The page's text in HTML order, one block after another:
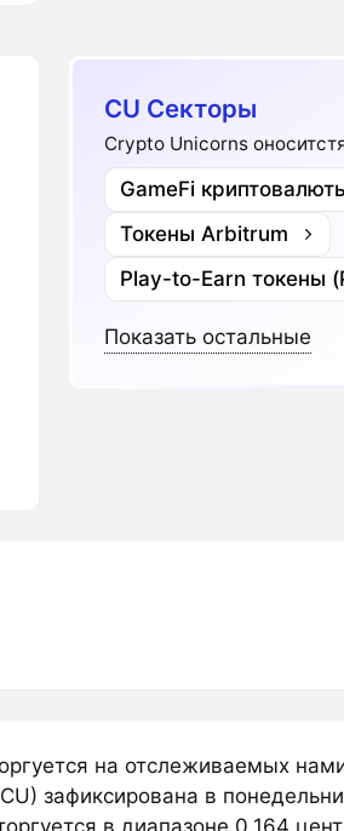
CU Секторы
Crypto Unicorns
GameFi
Токены Arbitrum
Play-to-Earn токены
Показать остальные
на отслеживаемых
зафиксирована в